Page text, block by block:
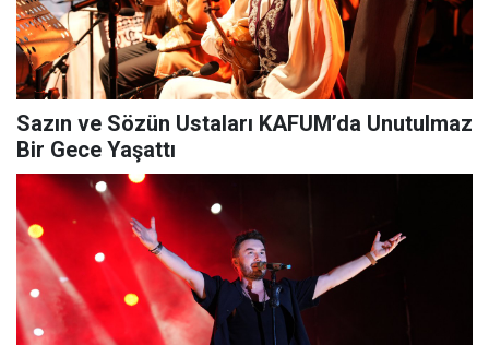
Sazın ve Sözün Ustaları KAFUM’da Unutulmaz
Bir Gece Yaşattı